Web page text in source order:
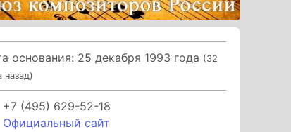
основания: 25 декабря 1993 года (32
назад)
+7 (495) 629-52-18
Официальный сайт